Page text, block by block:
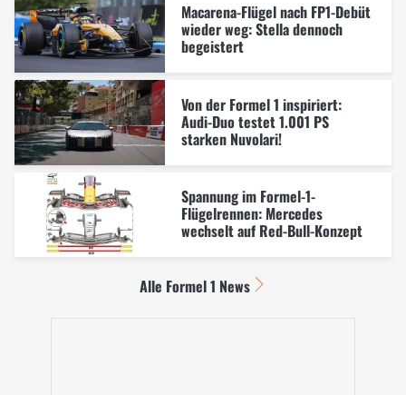
Macarena-Flügel nach FP1-Debüt
wieder weg: Stella dennoch
begeistert
Von der Formel 1 inspiriert:
Audi-Duo testet 1.001 PS
starken Nuvolari!
Spannung im Formel-1-
Flügelrennen: Mercedes
wechselt auf Red-Bull-Konzept
Alle Formel 1 News